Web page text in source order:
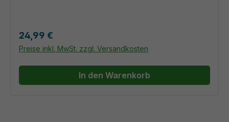
Regulärer Preis:
24,99 €
Preise inkl. MwSt. zzgl. Versandkosten
In den Warenkorb